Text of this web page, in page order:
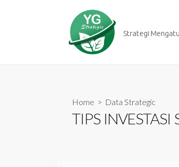
Strategi
Home > Data Strategic
TIPS